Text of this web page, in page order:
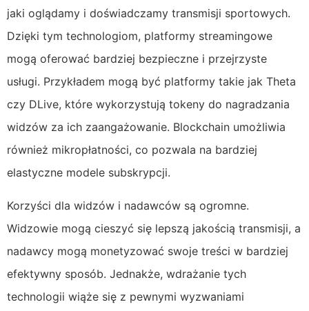
jaki oglądamy i doświadczamy transmisji sportowych.
Dzięki tym technologiom, platformy streamingowe
mogą oferować bardziej bezpieczne i przejrzyste
usługi. Przykładem mogą być platformy takie jak Theta
czy DLive, które wykorzystują tokeny do nagradzania
widzów za ich zaangażowanie. Blockchain umożliwia
również mikropłatności, co pozwala na bardziej
elastyczne modele subskrypcji.
Korzyści dla widzów i nadawców są ogromne.
Widzowie mogą cieszyć się lepszą jakością transmisji, a
nadawcy mogą monetyzować swoje treści w bardziej
efektywny sposób. Jednakże, wdrażanie tych
technologii wiąże się z pewnymi wyzwaniami